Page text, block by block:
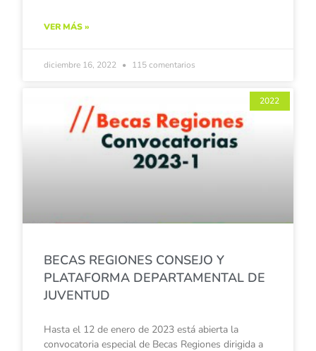
VER MÁS »
diciembre 16, 2022 115 comentarios
2022
BECAS REGIONES CONSEJO Y
PLATAFORMA DEPARTAMENTAL DE
JUVENTUD
Hasta el 12 de enero de 2023 está abierta la
convocatoria especial de Becas Regiones dirigida a